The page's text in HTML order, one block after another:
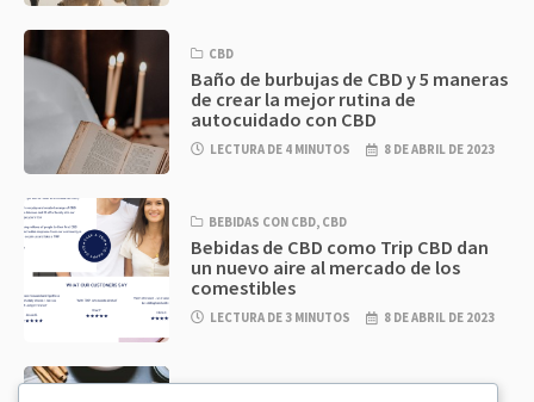
CBD
Baño de burbujas de CBD y 5 maneras
de crear la mejor rutina de
autocuidado con CBD
LECTURA DE 4 MINUTOS 8 DE ABRIL DE 2023
BEBIDAS CON CBD, CBD
Bebidas de CBD como Trip CBD dan
un nuevo aire al mercado de los
comestibles
LECTURA DE 3 MINUTOS 8 DE ABRIL DE 2023